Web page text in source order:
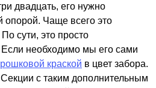
двадцать, его нужно
опорой. Чаще всего это
сути, это просто
необходимо мы его сами
краской в цвет забора.
с таким дополнительным